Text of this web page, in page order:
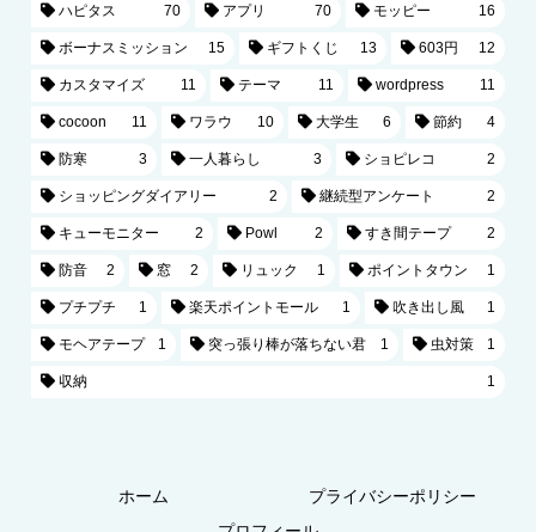
ハピタス 70 アプリ 70 モッピー 16
ボーナスミッション 15 ギフトくじ 13 603円 12
カスタマイズ 11 テーマ 11 wordpress 11
cocoon 11 ワラウ 10 大学生 6 節約 4
防寒 3 一人暮らし 3 ショピレコ 2
ショッピングダイアリー 2 継続型アンケート 2
キューモニター 2 Powl 2 すき間テープ 2
防音 2 窓 2 リュック 1 ポイントタウン 1
プチプチ 1 楽天ポイントモール 1 吹き出し風 1
モヘアテープ 1 突っ張り棒が落ちない君 1 虫対策 1
収納 1
ホーム
プライバシーポリシー